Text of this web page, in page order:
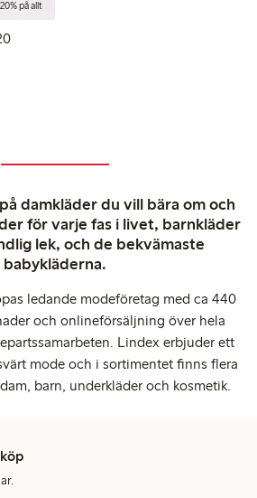
på allt
damkläder du vill bära om och
för varje fas i livet, barnkläder
lek, och de bekvämaste
babykläderna.
ledande modeföretag med ca 440
och onlineförsäljning över hela
Lindex erbjuder ett
mode och i sortimentet finns flera
barn, underkläder och kosmetik.